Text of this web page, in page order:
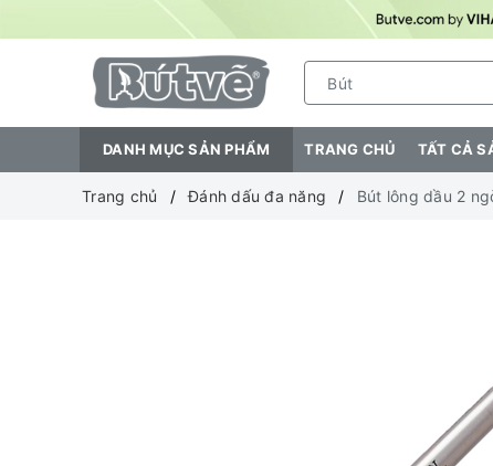
DANH MỤC SẢN PHẨM TRANG CHỦ TẤT CẢ
Trang chủ Đánh dấu đa năng Bút lông dầu 2